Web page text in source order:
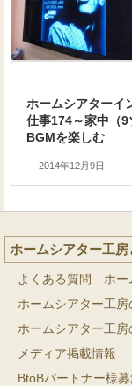
ホームシアターイ
仕事174～家中（9
BGMを楽しむ
2014年12月9日
ホームシアター工房
よくある質問 ホー
ホームシアター工房
ホームシアター工
メディア掲載情報
BtoBパートナー様